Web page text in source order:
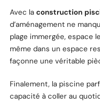
Avec la construction
d’aménagement ne
plage immergée, espace
même dans un espace
façonne une véritable
Finalement, la piscine
capacité à coller au